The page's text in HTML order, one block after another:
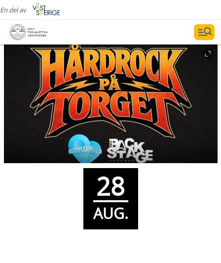
En del av
28
AUG.